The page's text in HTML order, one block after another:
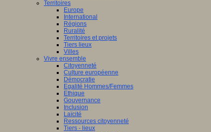
Territoires
Europe
International
Régions
Ruralité
Territoires et projets
Tiers lieux
Villes
Vivre ensemble
Citoyenneté
Culture européenne
Démocratie
Egalité Hommes/Femmes
Ethique
Gouvernance
Inclusion
Laïcité
Ressources citoyenneté
Tiers - lieux